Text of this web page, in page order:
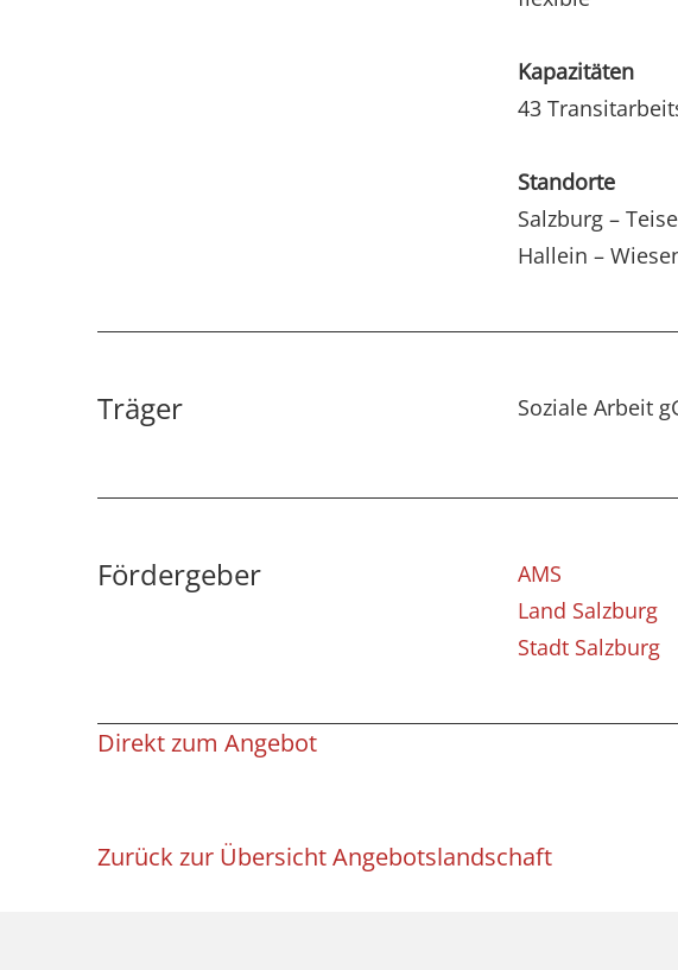
Kapazitäten
43
Standorte
Salzburg –
Hallein –
Träger Soziale Arbeit
Fördergeber
AMS
Land Salzburg
Stadt Salzburg
Direkt zum Angebot
Zurück zur Übersicht Angebotslandschaft